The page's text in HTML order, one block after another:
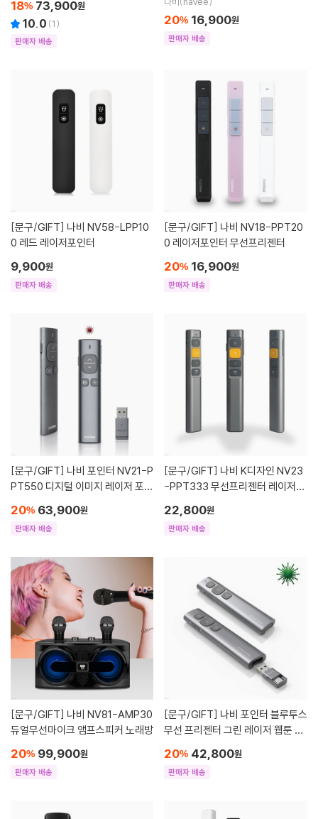
18% 73,900원
10.0 (1)
판매자 배송
20% 16,900원
판매자 배송
[문구/GIFT]
0 레드 레이저포인터
9,900원
판매자 배송
[문구/GIFT]
0 레이저포인터 무선프리젠터
20% 16,900원
판매자 배송
[문구/GIFT]
PT550 디지털 이미지 레이저 포인
터
20% 63,900원
판매자 배송
[문구/GIFT]
-PPT333 무선프리젠터 레이저포
22,800원
판매자 배송
[문구/GIFT]
듀얼무선마이크 앰프스피커 노래방
20% 99,900원
판매자 배송
[문구/GIFT]
무선 프리젠터 그린 레이저 웹툰 이
20% 42,800원
판매자 배송